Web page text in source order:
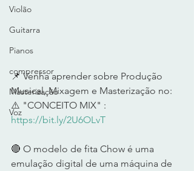
Violão
Guitarra
Pianos
compressor
Masterização
Voz
📌 Venha aprender sobre Produção
Musical, Mixagem e Masterização no:
⚠️ "CONCEITO MIX" :
https://bit.ly/2U6OLvT
🔴 O modelo de fita Chow é uma
emulação digital de uma máquina de